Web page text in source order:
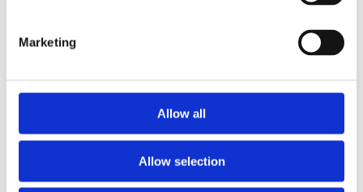
Marketing
Allow all
Allow selection
يقع على عاتق الموظفين واجب الحفاظ على
السرية